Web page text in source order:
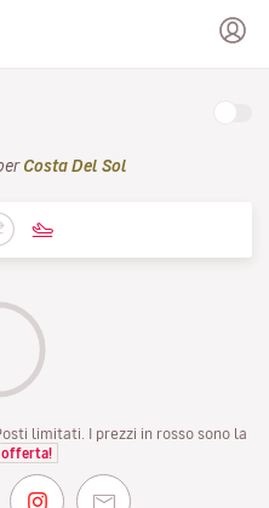
Costa Del Sol
limitati. I prezzi in rosso sono la
offerta!